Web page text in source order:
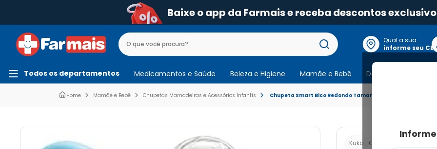
Baixe o app da Farmais e receba descontos
Qual a sua
localização?
informe seu CEP
Todos os departamentos Medicamentos e Saúde Beleza e Higiene Mamãe e Bebê Dermocosmeticos
Mamãe e Bebê Chupetas Mamadeiras e Acessórios Infantis Chupeta Smart Bico Redondo Tamanho 02 Azul Kuka com 1
Kuka Cod.: